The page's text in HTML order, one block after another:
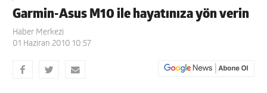
Garmin-Asus M10 ile hayatınıza yön verin
Haber Merkezi
01 Haziran 2010 10:57